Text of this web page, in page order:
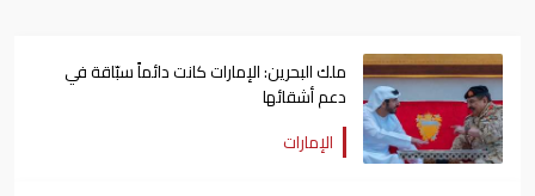
ملك البحرين: الإمارات كانت دائماً سبّاقة في
دعم أشقائها
الإمارات